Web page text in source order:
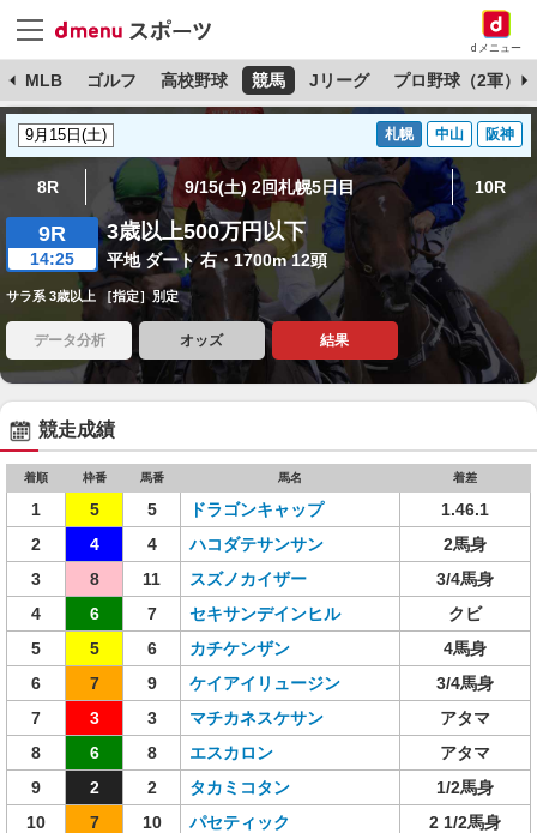
dメニュー
MLB ゴルフ 高校野球 競馬 Jリーグ プロ野球（2軍）
札幌 中山 阪神
8R 9/15(土) 2回札幌5日目 10R
9R
14:25
3歳以上500万円以下
平地 ダート 右・1700m 12頭
サラ系 3歳以上 ［指定］別定
データ分析 オッズ 結果
競走成績
着順 枠番 馬番 馬名 着差
1 5 5 ドラゴンキャップ
1.46.1
2
4 4 ハコダテサンサン
2馬身
3
8 11 スズノカイザー
3/4馬身
4
6 7 セキサンデインヒル
クビ
5
5 6 カチケンザン
4馬身
6
7 9 ケイアイリュージン
3/4馬身
7
3 3 マチカネスケサン
アタマ
8
6 8 エスカロン
アタマ
9
2 2 タカミコタン
1/2馬身
10
7 10 パセティック
2 1/2馬身